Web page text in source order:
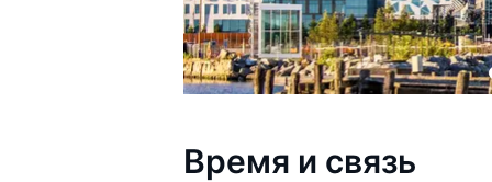
Время и связь